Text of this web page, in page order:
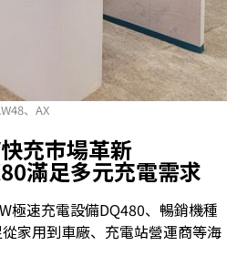
、AX
快充市場革新
滿足多元充電需求
極速充電設備DQ480、暢銷機種
家用到車廠、充電站營運商等海